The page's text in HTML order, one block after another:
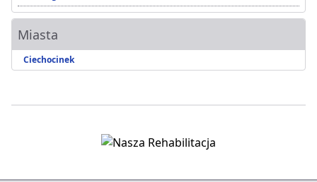
Miasta
Ciechocinek